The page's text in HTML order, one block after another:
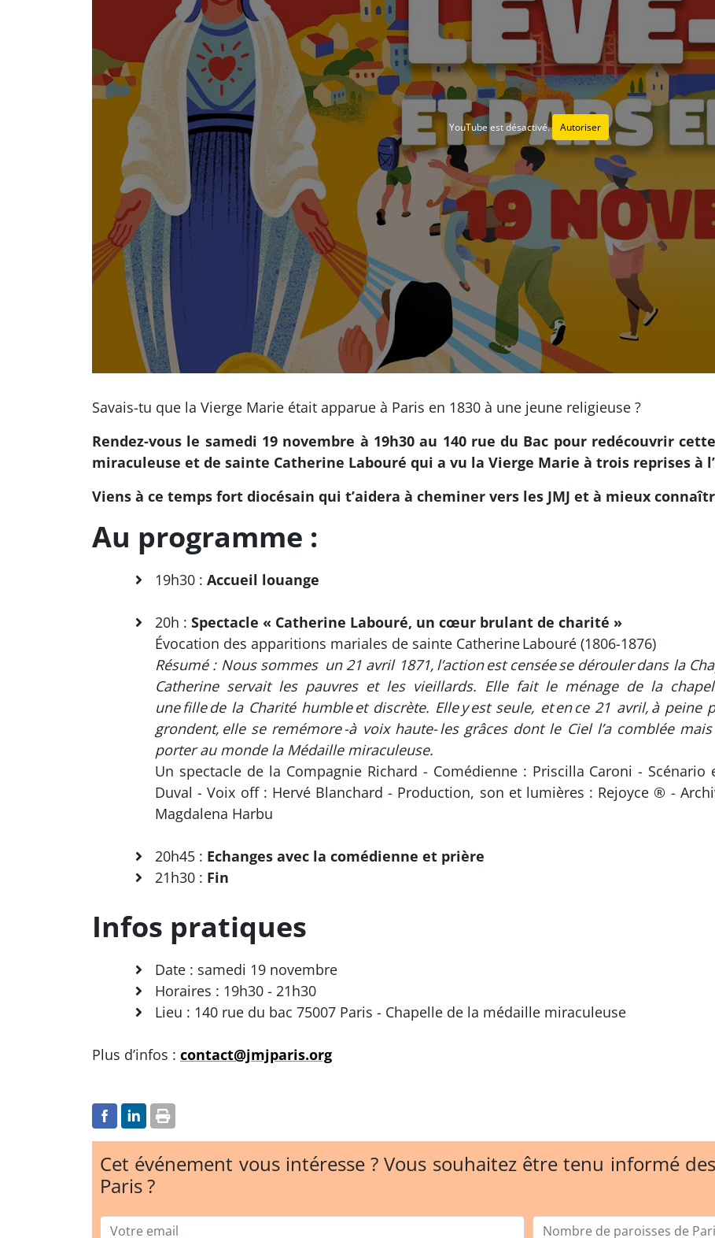
YouTube est désactivé. Autoriser
Savais-tu que la Vierge Marie était apparue à Paris en 1830 à une jeune religieuse ?
Rendez-vous le samedi 19 novembre à 19h30 au 140 rue du Bac pour redécouvrir
miraculeuse et de sainte Catherine Labouré qui a vu la Vierge Marie à trois reprises à
Viens à ce temps fort diocésain qui t’aidera à cheminer vers les JMJ et à mieux
Au programme :
19h30 : Accueil louange
20h : Spectacle « Catherine Labouré, un cœur brulant de charité »
Évocation des apparitions mariales de sainte Catherine Labouré (1806-1876)
Résumé : Nous sommes un 21 avril 1871, l’action est censée se dérouler dans la
Catherine servait les pauvres et les vieillards. Elle fait le ménage de la
une fille de la Charité humble et discrète. Elle y est seule, et en ce 21 avril, à
grondent, elle se remémore -à voix haute- les grâces dont le Ciel l’a comblée
porter au monde la Médaille miraculeuse.
Un spectacle de la Compagnie Richard - Comédienne : Priscilla Caroni -
Duval - Voix off : Hervé Blanchard - Production, son et lumières : Rejoyce ® -
Magdalena Harbu
20h45 : Echanges avec la comédienne et prière
21h30 : Fin
Infos pratiques
Date : samedi 19 novembre
Horaires : 19h30 - 21h30
Lieu : 140 rue du bac 75007 Paris - Chapelle de la médaille miraculeuse
Plus d’infos : contact@jmjparis.org
Cet événement vous intéresse ? Vous souhaitez être tenu informé
Paris ?
Email Nombre de paroisses